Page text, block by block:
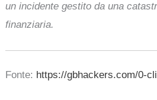
un incidente gestito da una
finanziaria.
Fonte: https://gbhackers.com/0-